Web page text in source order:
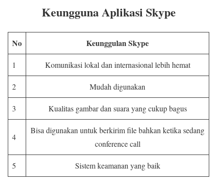
Keungguna Aplikasi Skype
No Keunggulan Skype
1 Komunikasi lokal dan internasional lebih hemat
2 Mudah digunakan
3 Kualitas gambar dan suara yang cukup bagus
4
Bisa digunakan untuk berkirim file bahkan ketika sedang
conference call
5 Sistem keamanan yang baik